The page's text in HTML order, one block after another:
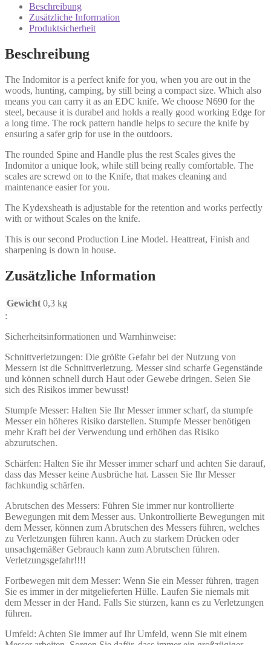
Beschreibung
Zusätzliche Information
Produktsicherheit
Beschreibung
The Indomitor is a perfect knife for you, when you are out in the
woods, hunting, camping, by still being a compact size. Which also
means you can carry it as an EDC knife. We choose N690 for the
steel, because it is durabel and holds a really good working Edge for
a long time. The rock pattern handle helps to secure the knife by
ensuring a safer grip for use in the outdoors.
The rounded Spine and Handle plus the rest Scales gives the
Indomitor a unique look, while still being really comfortable. The
scales are screwd on to the Knife, that makes cleaning and
maintenance easier for you.
The Kydexsheath is adjustable for the retention and works perfectly
with or without Scales on the knife.
This is our second Production Line Model. Heattreat, Finish and
sharpening is down in house.
Zusätzliche Information
Gewicht 0,3 kg
:
Sicherheitsinformationen und Warnhinweise:
Schnittverletzungen: Die größte Gefahr bei der Nutzung von
Messern ist die Schnittverletzung. Messer sind scharfe Gegenstände
und können schnell durch Haut oder Gewebe dringen. Seien Sie
sich des Risikos immer bewusst!
Stumpfe Messer: Halten Sie Ihr Messer immer scharf, da stumpfe
Messer ein höheres Risiko darstellen. Stumpfe Messer benötigen
mehr Kraft bei der Verwendung und erhöhen das Risiko
abzurutschen.
Schärfen: Halten Sie ihr Messer immer scharf und achten Sie darauf,
dass das Messer keine Ausbrüche hat. Lassen Sie Ihr Messer
fachkundig schärfen.
Abrutschen des Messers: Führen Sie immer nur kontrollierte
Bewegungen mit dem Messer aus. Unkontrollierte Bewegungen mit
dem Messer, können zum Abrutschen des Messers führen, welches
zu Verletzungen führen kann. Auch zu starkem Drücken oder
unsachgemäßer Gebrauch kann zum Abrutschen führen.
Verletzungsgefahr!!!!
Fortbewegen mit dem Messer: Wenn Sie ein Messer führen, tragen
Sie es immer in der mitgelieferten Hülle. Laufen Sie niemals mit
dem Messer in der Hand. Falls Sie stürzen, kann es zu Verletzungen
führen.
Umfeld: Achten Sie immer auf Ihr Umfeld, wenn Sie mit einem